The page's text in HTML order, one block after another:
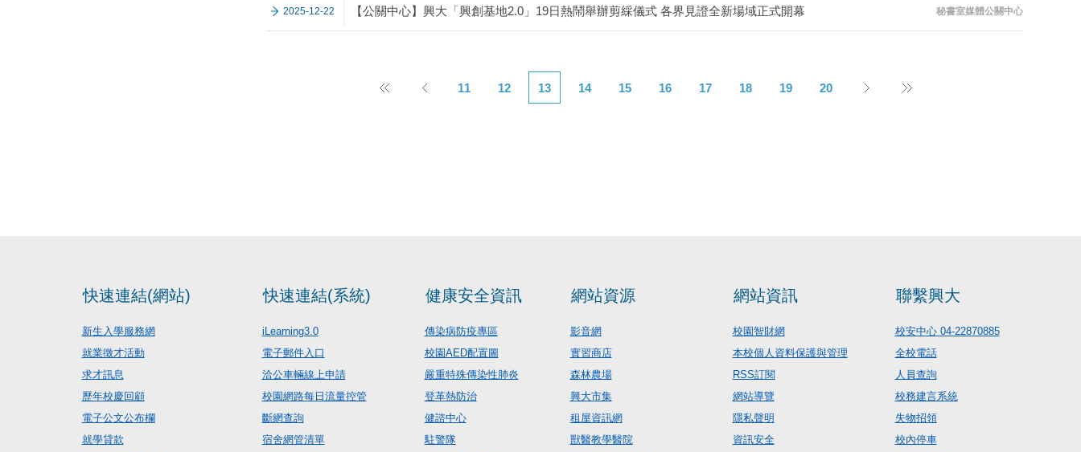
2025-12-22 【公關中心】興大「興創基地2.0」19日熱鬧舉辦剪綵儀式 各界見證全新場域正式開幕 秘書室媒體公關中心
11 12 13 14 15 16 17 18 19 20
快速連結(網站)
新生入學服務網
就業徵才活動
求才訊息
歷年校慶回顧
電子公文公布欄
就學貸款
快速連結(系統)
iLearning3.0
電子郵件入口
洽公車輛線上申請
校園網路每日流量控管
斷網查詢
宿舍網管清單
健康安全資訊
傳染病防疫專區
校園AED配置圖
嚴重特殊傳染性肺炎
登革熱防治
健諮中心
駐警隊
網站資源
影音網
實習商店
森林農場
興大市集
租屋資訊網
獸醫教學醫院
網站資訊
校園智財網
本校個人資料保護與管理
RSS訂閱
網站導覽
隱私聲明
資訊安全
聯繫興大
校安中心 04-22870885
全校電話
人員查詢
校務建言系統
失物招領
校內停車